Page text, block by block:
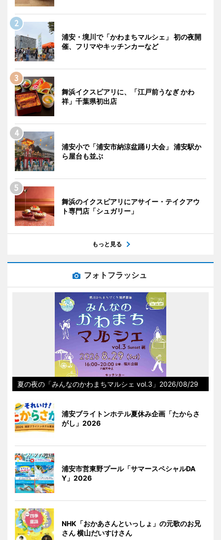
浦安・境川で「かわまちマルシェ」 初の夜開
催、フリマやキッチンカーなど
舞浜イクスピアリに、「江戸前うなぎ かわ
祥」千葉県初出店
浦安小で「浦安市納涼盆踊り大会」 浦安駅か
ら屋台も並ぶ
舞浜のイクスピアリにアサイー・テイクアウ
ト専門店「シュガリー」
もっと見る
フォトフラッシュ
夏の夜の「みんなのかわまちマルシェ vol.3」2026/08/29
浦安ブライトンホテル夏休み企画「たからさ
がし」2026
浦安市営東野プール「サマースペシャルDA
Y」2026
NHK「おかあさんといっしょ」の元歌のお兄
さん 横山だいすけさん